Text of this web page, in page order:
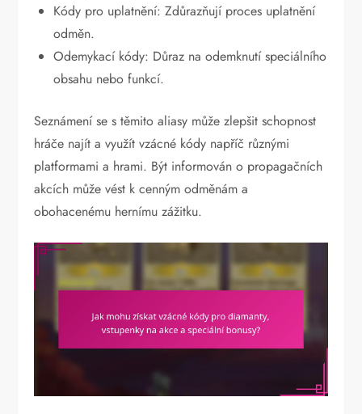
Kódy pro uplatnění: Zdůrazňují proces uplatnění
odměn.
Odemykací kódy: Důraz na odemknutí speciálního
obsahu nebo funkcí.
Seznámení se s těmito aliasy může zlepšit schopnost
hráče najít a využít vzácné kódy napříč různými
platformami a hrami. Být informován o propagačních
akcích může vést k cenným odměnám a
obohacenému hernímu zážitku.